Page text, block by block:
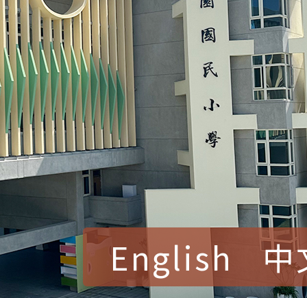
English 中
賀！本校參加桃園市中